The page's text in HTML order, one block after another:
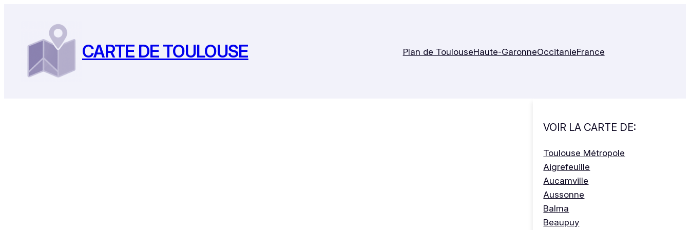
CARTE DE TOULOUSE Plan de ToulouseHaute-GaronneOccitanieFrance
VOIR LA CARTE DE:
Toulouse Métropole
Aigrefeuille
Aucamville
Aussonne
Balma
Beaupuy